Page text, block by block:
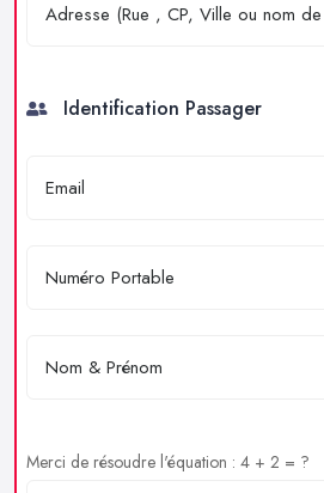
Identification Passager
Merci de résoudre l'équation : 4 + 2 = ?